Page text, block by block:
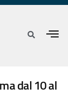
dal 10 al